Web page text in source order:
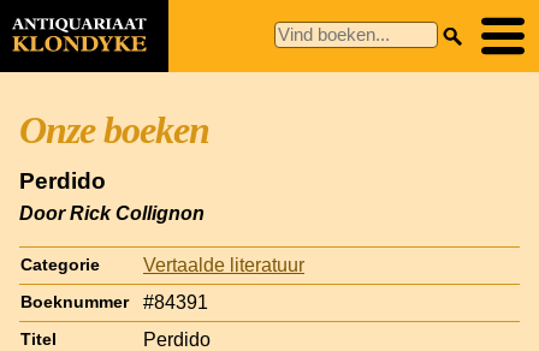
Onze boeken
Perdido
Door Rick Collignon
Categorie Vertaalde literatuur
Boeknummer #84391
Titel Perdido